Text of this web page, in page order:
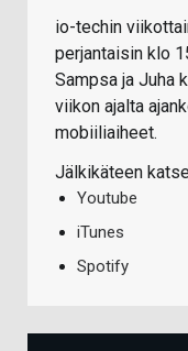
io-techin
perjantaisin klo
Sampsa ja Juha
viikon ajalta
mobiiliaiheet.
Jälkikäteen
Youtube
iTunes
Spotify